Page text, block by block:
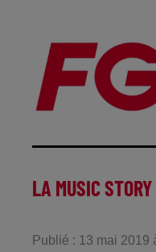
LA MUSIC
Publié : 13 mai